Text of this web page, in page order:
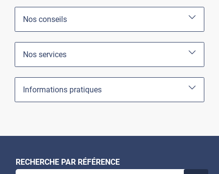
Nos conseils
Nos services
Informations pratiques
RECHERCHE PAR RÉFÉRENCE